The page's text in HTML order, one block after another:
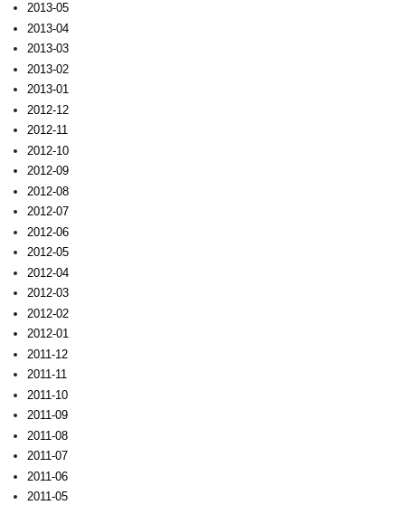
2013-05
2013-04
2013-03
2013-02
2013-01
2012-12
2012-11
2012-10
2012-09
2012-08
2012-07
2012-06
2012-05
2012-04
2012-03
2012-02
2012-01
2011-12
2011-11
2011-10
2011-09
2011-08
2011-07
2011-06
2011-05